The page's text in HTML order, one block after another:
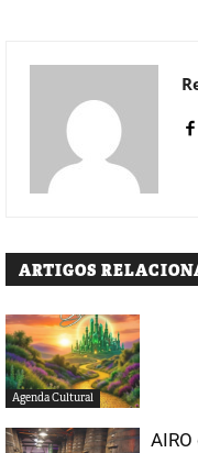
ARTIGOS
Agenda Cultural